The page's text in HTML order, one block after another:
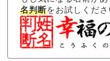
名判断をお試しくださ